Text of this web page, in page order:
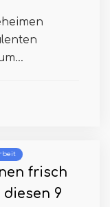
frisch
9